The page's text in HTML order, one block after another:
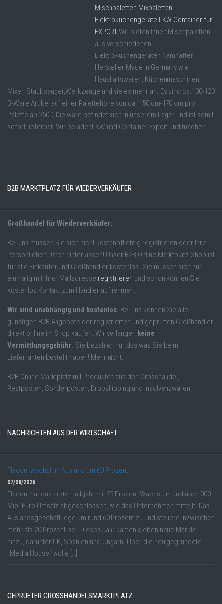
Mischpaletten Mixpaletten
Elektroküchengeräte LKW Container für
EXPORTWir bieten Ihnen Mischpaletten
aus verschiedenen
Elektroküchengeräten Namhafter
Hersteller Made in Germany wie
Haushaltswaren, Küchenmaschinen,
Mixer, Staubsauger,Werkzeuge und vieles mehr an. Es sind ca.100-120
B-Ware Artikel auf einer Palettehöhe von ca. 150 cm-170 cm pro
Palette ab 250 € Die ware befindet sich in unserem Lager und ist somit
sofort lieferbar. Wir beladenLKW und Container Export und machen ...
B2B MARKTPLATZ FÜR WIEDERVERKÄUFER
Großhandel für Wiederverkäufer:
Bei uns müssen Sie sich nicht kostenpflichtig registrieren oder Ihre
Persönlichen Daten hinterlassen! Unser B2B Online Marktplatz Shop ist
für alle Einkäufer und Großhändler kostenlos. Sie müssen sich nur
einmalig mit Ihrer Mailadresse registrieren und schon können Sie
kostenlos Kontakt zum Händler aufnehmen.
Wir sind unabhängig und kostenlos. Bei uns können Sie alle
günstigen B2B Angebote der registrierten und geprüften Großhändler
direkt online im Shop kaufen. Wir verlangen keine
Vermittlungsgebühr. Sie bezahlen nur das was Sie beim
Lieferranten bestellt haben! Mehr nicht.
B2B Online Marktplatz mit Produkten aus den Grosshandel,
Restposten, Sonderposten, Dropshipping und Insolvenzwaren.
NACHRICHTEN AUS DER WIRTSCHAFT
Flaconi wächst im Ausland um 60 Prozent
07/08/2026
Flaconi hat das erste Halbjahr mit 23 Prozent Wachstum und über 300
Mio. Euro Umsatz abgeschlossen, wie das Unternehmen mitteilt. Das
Auslandsgeschäft lege um rund 60 Prozent zu und steuere inzwischen
mehr als 20 Prozent bei. Dieses Jahr kämen sieben neue Märkte
hinzu, darunter UK, Spanien und Ungarn. Über die neu gegründete
„Media House“ wolle […]
GEPRÜFTER GROSSHANDELSMARKTPLATZ